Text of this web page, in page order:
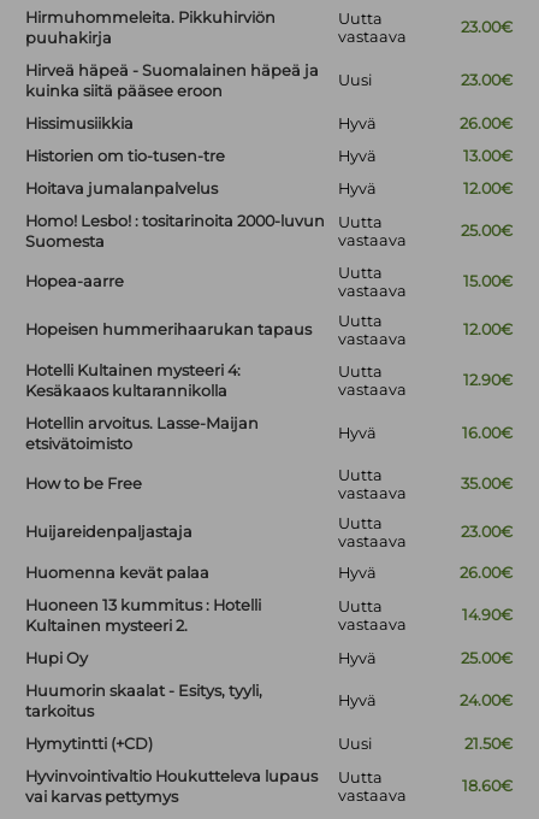
Hirmuhommeleita. Pikkuhirviön
puuhakirja
Uutta
vastaava
23.00€
Hirveä häpeä - Suomalainen häpeä ja
kuinka siitä pääsee eroon
Uusi 23.00€
Hissimusiikkia Hyvä
26.00€
Historien om tio-tusen-tre
Hyvä
13.00€
Hoitava jumalanpalvelus
Hyvä
12.00€
Homo! Lesbo! : tositarinoita 2000-luvun
Suomesta
Uutta
vastaava
25.00€
Hopea-aarre
Uutta
vastaava
15.00€
Hopeisen hummerihaarukan tapaus
Uutta
vastaava
12.00€
Hotelli Kultainen mysteeri 4:
Kesäkaaos kultarannikolla
Uutta
vastaava
12.90€
Hotellin arvoitus. Lasse-Maijan
etsivätoimisto
Hyvä 16.00€
How to be Free
Uutta
vastaava
35.00€
Huijareidenpaljastaja
Uutta
vastaava
23.00€
Huomenna kevät palaa Hyvä
26.00€
Huoneen 13 kummitus : Hotelli
Kultainen mysteeri 2.
Uutta
vastaava
14.90€
Hupi Oy Hyvä
25.00€
Huumorin skaalat - Esitys, tyyli,
tarkoitus
Hyvä 24.00€
Hymytintti (+CD) Uusi
21.50€
Hyvinvointivaltio Houkutteleva lupaus
vai karvas pettymys
Uutta
vastaava
18.60€